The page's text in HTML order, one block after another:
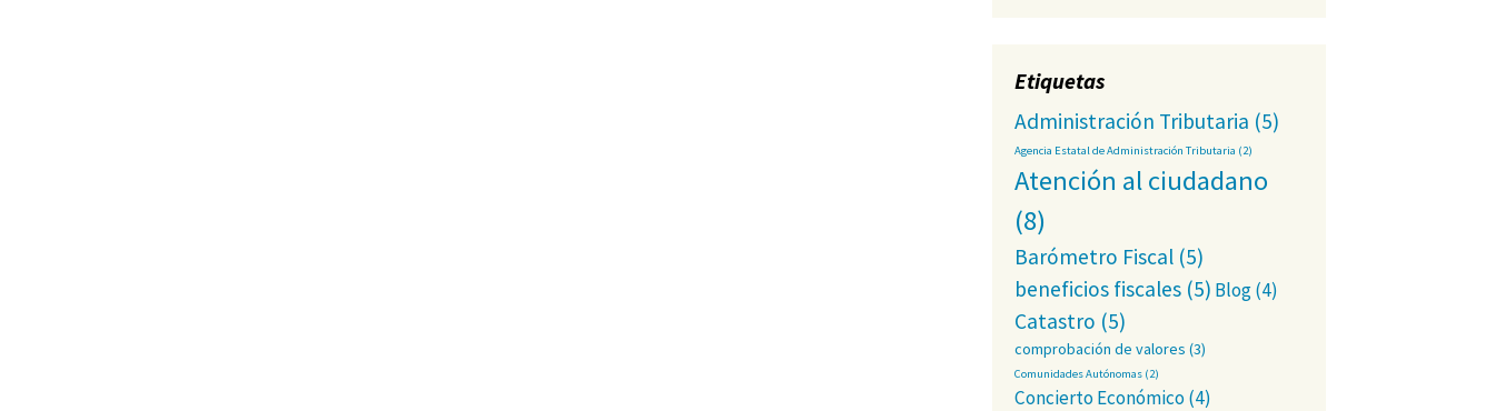
Etiquetas
Administración Tributaria (5)
Agencia Estatal de Administración Tributaria (2)
Atención al ciudadano
(8)
Barómetro Fiscal (5)
beneficios fiscales (5) Blog(4)
Catastro (5)
comprobación de valores (3)
Comunidades Autónomas (2)
Concierto Económico(4)